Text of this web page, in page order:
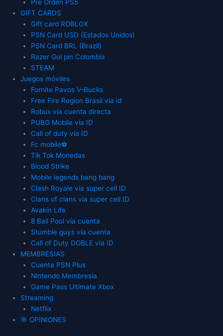
Pre Orden PS5
GIFT CARDS
Gift card ROBLOX
PSN Card USD (Estados Unidos)
PSN Card BRL (Brazil)
Razer Gol pin Colombia
STEAM
Juegos móviles
Fornite Pavos V-Bucks
Free Fire Region Brasil via id
Robux vía cuenta directa
PUBG Mobile vía ID
Call of duty vía ID
Fc mobile⚽
Tik Tok Monedas
Blood Strike
Mobile legends bang bang
Clash Royale vía super cell ID
Clans of clans via super cell ID
Avakin Life
8 Ball Pool vía cuenta
Stumble guys vía cuenta
Call of Duty DOBLE via ID
MEMBRESIAS
Cuenta PSN Plus
Nintendo Membresía
Game Pass Ultimate Xbox
Streaming
Netflix
🎯 OPINIONES